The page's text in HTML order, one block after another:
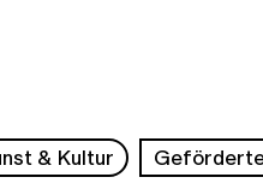
& Kultur